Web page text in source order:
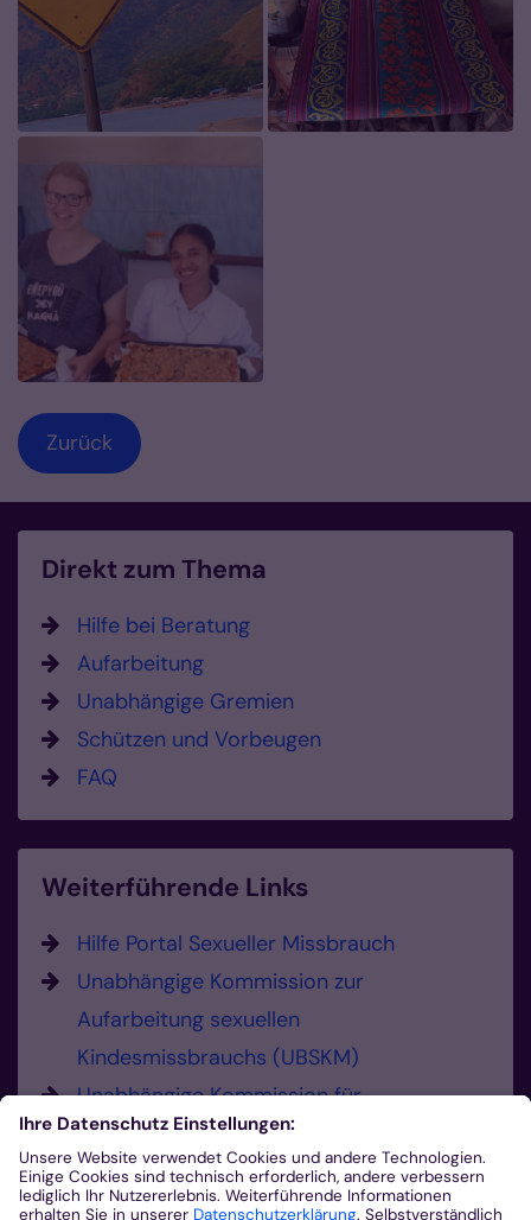
Zurück
Direkt zum Thema
Hilfe bei Beratung
Aufarbeitung
Unabhängige Gremien
Schützen und Vorbeugen
FAQ
Weiterführende Links
Hilfe Portal Sexueller Missbrauch
Unabhängige Kommission zur
Aufarbeitung sexuellen
Kindesmissbrauchs (UBSKM)
Unabhängige Kommission für
Anerkennungsleistungen (UKA)